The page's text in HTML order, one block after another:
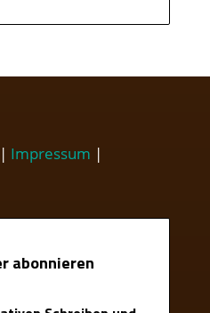
Impressum |
abonnieren